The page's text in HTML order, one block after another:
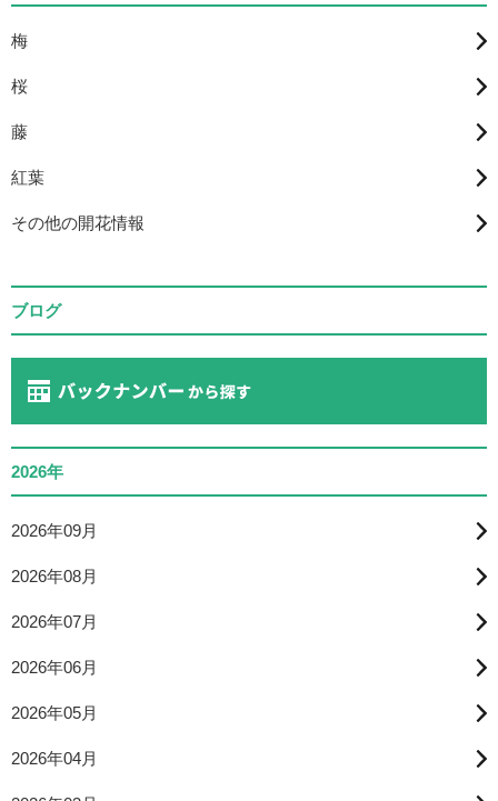
梅
桜
藤
紅葉
その他の開花情報
ブログ
2026年
2026年09月
2026年08月
2026年07月
2026年06月
2026年05月
2026年04月